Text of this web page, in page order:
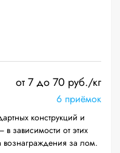
от 7 до 70 руб./кг
6 приёмок
конструкций и
зависимости от этих
вознаграждения за лом.